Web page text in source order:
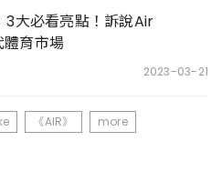
3大必看亮點！訴說Air
育市場
2023-03-21
《AIR》 more